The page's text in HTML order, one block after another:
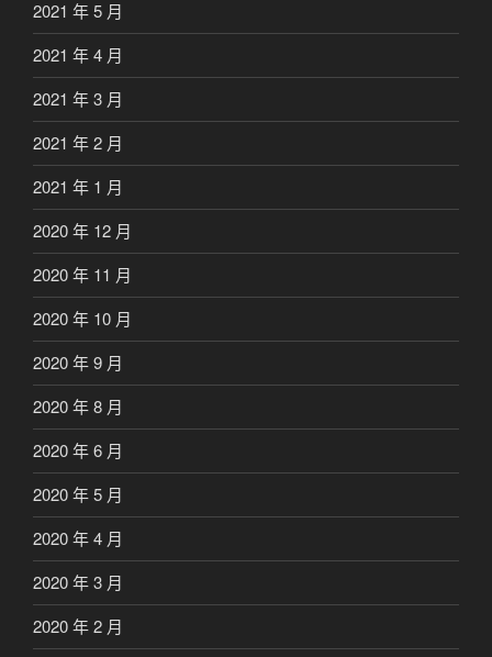
2021 年 5 月
2021 年 4 月
2021 年 3 月
2021 年 2 月
2021 年 1 月
2020 年 12 月
2020 年 11 月
2020 年 10 月
2020 年 9 月
2020 年 8 月
2020 年 6 月
2020 年 5 月
2020 年 4 月
2020 年 3 月
2020 年 2 月